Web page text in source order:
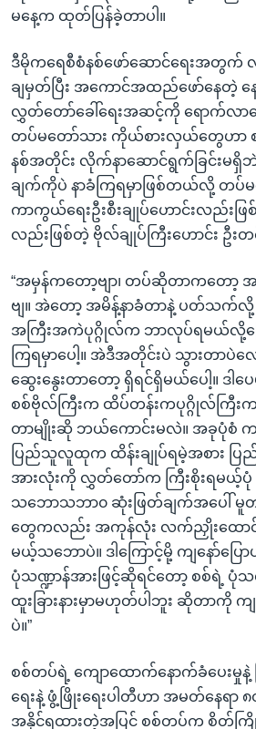
မနေ့က ထုတ်ပြန်ခဲ့တာပါ။
ဒီမိုကရေစီစံနစ်ဖော်ဆောင်ရေးအတွက် လ
ချမှတ်ပြီး အကောင်အထည်ဖော်နေတဲ့
လွှတ်တော်ခေါ်ရေးအဆင့်ကို ရောက်လာနေ
တပ်မတော်သား ကိုယ်စားလှယ်တွေဟာ
နစ်အတိုင်း လိုက်နာဆောင်ရွက်ခြင်းမ
ချက်ကိုပဲ နာခံကြရမှာဖြစ်တယ်လို့ တပ်
ကာကွယ်ရေးဦးစီးချုပ်ဟောင်းလည်းဖြစ်
လည်းဖြစ်တဲ့ ဗိုလ်ချုပ်ကြီးဟောင်း ဦးတ
“အမှန်ကတော့ဗျာ၊ တပ်ဆိုတာကတော့
ဗျ။ အဲတော့ အမိန့်နာခံတာနဲ့ ပတ်သ
အကြီးအကဲပုဂ္ဂိုလ်က ဘာလုပ်ရမယ်လို့ပ
ကြရမှာပေါ့။ အဲဒီအတိုင်းပဲ သွားတာပဲလေ
ဆွေးနွေးတာတော့ ရှိရင်ရှိမယ်ပေါ့။ ဒါ
စစ်ဗိုလ်ကြီးက ထိပ်တန်းကပုဂ္ဂိုလ်ကြီး
တာမျိုးဆို ဘယ်ကောင်းမလဲ။ အခုပုံစံ
ပြည်သူလူထုက ထိန်းချုပ်ရမဲ့အစား
အားလုံးကို လွှတ်တော်က ကြီးစိုးရမယ့်ပုံ
သဘောသဘာ၀ ဆုံးဖြတ်ချက်အပေါ် မူ
တွေကလည်း အကုန်လုံး လက်ညှိုးထောင်
မယ့်သဘောပဲ။ ဒါကြောင့်မို့ ကျနော်ပြေ
ပုံသဏ္ဍာန်အားဖြင့်ဆိုရင်တော့ စစ်ရဲ့ ပုံ
ထူးခြားနားမှာမဟုတ်ပါဘူး ဆိုတာကို ကျန
ပဲ။”
စစ်တပ်ရဲ့ ကျောထောက်နောက်ခံပေးမှုနဲ့
ရေးနဲ့ ဖွံ့ဖြိုးရေးပါတီဟာ အမတ်နေရာ ၈
အနိုင်ရထားတဲ့အပြင် စစ်တပ်က စိတ်က